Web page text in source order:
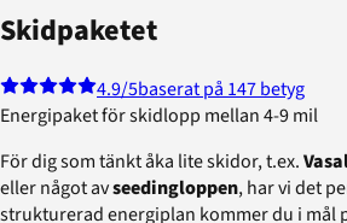
Skidpaketet
4.9/5baserat på 147 betyg
Energipaket för skidlopp mellan 4-9 mil
För dig som tänkt åka lite skidor, t.ex.
eller något avseedingloppen, har vi det
strukturerad energiplan kommer du i mål